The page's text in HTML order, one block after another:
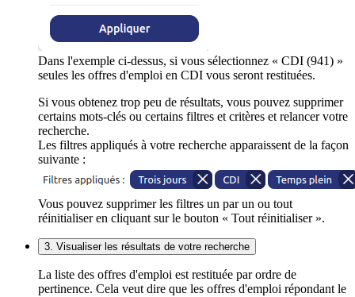
Dans l'exemple ci-dessus, si vous sélectionnez « CDI (941) »
seules les offres d'emploi en CDI vous seront restituées.
Si vous obtenez trop peu de résultats, vous pouvez supprimer
certains mots-clés ou certains filtres et critères et relancer votre
recherche.
Les filtres appliqués à votre recherche apparaissent de la façon
suivante :
Vous pouvez supprimer les filtres un par un ou tout
réinitialiser en cliquant sur le bouton « Tout réinitialiser ».
3. Visualiser les résultats de votre recherche
La liste des offres d'emploi est restituée par ordre de
pertinence. Cela veut dire que les offres d'emploi répondant le